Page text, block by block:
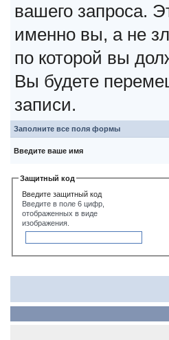
вашего запроса.
именно вы, а не
по которой вы
Вы будете
записи.
Заполните все поля формы
Введите ваше имя
Защитный код
Введите защитный код
Введите в поле 6 цифр,
отображенных в виде
изображения.